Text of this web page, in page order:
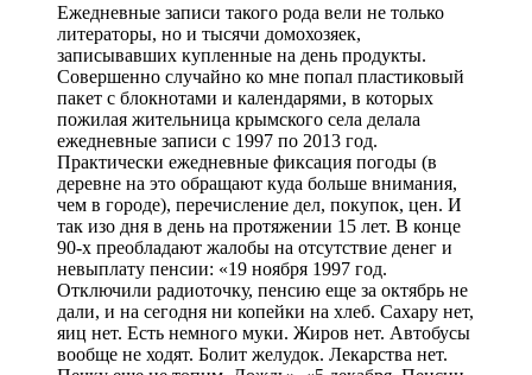
Ежедневные записи такого рода вели не только
литераторы, но и тысячи домохозяек,
записывавших купленные на день продукты.
Совершенно случайно ко мне попал пластиковый
пакет с блокнотами и календарями, в которых
пожилая жительница крымского села делала
ежедневные записи с 1997 по 2013 год.
Практически ежедневные фиксация погоды (в
деревне на это обращают куда больше внимания,
чем в городе), перечисление дел, покупок, цен. И
так изо дня в день на протяжении 15 лет. В конце
90-х преобладают жалобы на отсутствие денег и
невыплату пенсии: «19 ноября 1997 год.
Отключили радиоточку, пенсию еще за октябрь не
дали, и на сегодня ни копейки на хлеб. Сахару нет,
яиц нет. Есть немного муки. Жиров нет. Автобусы
вообще не ходят. Болит желудок. Лекарства нет.